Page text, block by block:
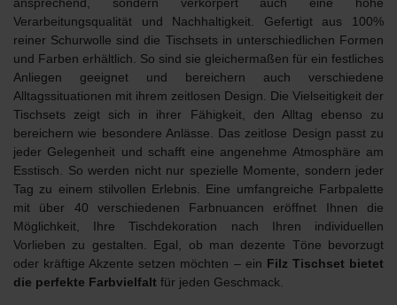
ansprechend, sondern verkörpert auch eine hohe
Verarbeitungsqualität und Nachhaltigkeit. Gefertigt aus 100%
reiner Schurwolle sind die Tischsets in unterschiedlichen Formen
und Farben erhältlich. So sind sie gleichermaßen für ein festliches
Anliegen geeignet und bereichern auch verschiedene
Alltagssituationen mit ihrem zeitlosen Design. Die Vielseitigkeit der
Tischsets zeigt sich in ihrer Fähigkeit, den Alltag ebenso zu
bereichern wie besondere Anlässe. Das zeitlose Design passt zu
jeder Gelegenheit und schafft eine angenehme Atmosphäre am
Esstisch. So werden nicht nur spezielle Momente, sondern jeder
Tag zu einem stilvollen Erlebnis. Eine umfangreiche Farbpalette
mit über 40 verschiedenen Farbnuancen eröffnet Ihnen die
Möglichkeit, Ihre Tischdekoration nach Ihren individuellen
Vorlieben zu gestalten. Egal, ob man dezente Töne bevorzugt
oder kräftige Akzente setzen möchten – ein Filz Tischset bietet
die perfekte Farbvielfalt für jeden Geschmack.